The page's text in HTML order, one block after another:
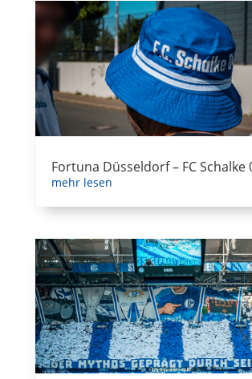
Fortuna Düsseldorf – FC Schalke
mehr lesen